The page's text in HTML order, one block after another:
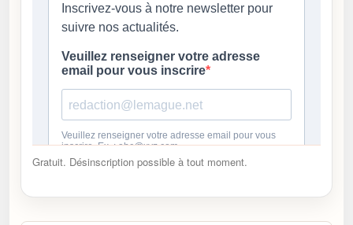
Gratuit. Désinscription possible à tout moment.